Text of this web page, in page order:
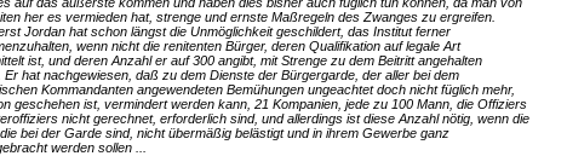
her es vermieden hat, strenge und ernste Maßregeln des Zwanges zu ergreifen.
Jordan hat schon längst die Unmöglichkeit geschildert, das Institut ferner
wenn nicht die renitenten Bürger, deren Qualifikation auf legale Art
ist, und deren Anzahl er auf 300 angibt, mit Strenge zu dem Beitritt angehalten
Er hat nachgewiesen, daß zu dem Dienste der Bürgergarde, der aller bei dem
Kommandanten angewendeten Bemühungen ungeachtet doch nicht füglich mehr,
geschehen ist, vermindert werden kann, 21 Kompanien, jede zu 100 Mann, die Offiziers
nicht gerechnet, erforderlich sind, und allerdings ist diese Anzahl nötig, wenn die
bei der Garde sind, nicht übermäßig belästigt und in ihrem Gewerbe ganz
werden sollen ...